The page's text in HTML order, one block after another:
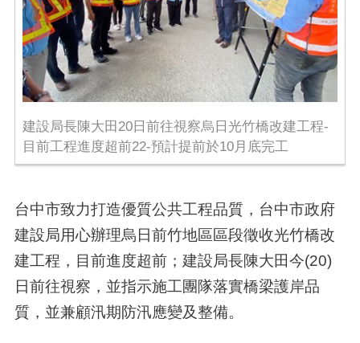
建設局長陳大田20日前往視察烏日光竹橋改建工程-
目前工程進度超前22-預計提前於10月底完工
台中市致力打造優質公共工程品質，台中市政府
建設局用心辦理烏日前竹地區區段徵收光竹橋改
建工程，目前進度超前；建設局長陳大田今(20)
日前往視察，並指示施工團隊落實橋梁護岸品
質，並兼顧汛期防汛應變及整備。